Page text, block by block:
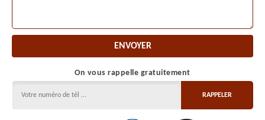
On vous rappelle gratuitement